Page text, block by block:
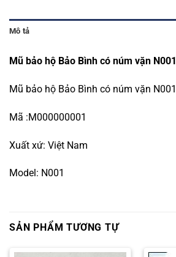
Mô tả
Mũ bảo hộ Bảo Bình có núm vặn N001
Mũ bảo hộ Bảo Bình có núm vặn N001
Mã :M000000001
Xuất xứ: Việt Nam
Model: N001
SẢN PHẨM TƯƠNG TỰ